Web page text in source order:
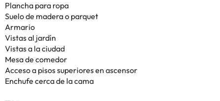
Plancha para ropa
Suelo de madera o parquet
Armario
Vistas al jardín
Vistas a la ciudad
Mesa de comedor
Acceso a pisos superiores en ascensor
Enchufe cerca de la cama